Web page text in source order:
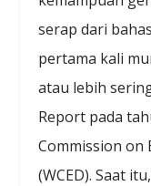
serap dari
pertama kali
atau lebih
Report pada
Commission on
(WCED). Saat